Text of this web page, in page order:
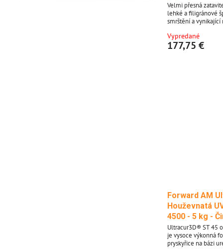
Velmi přesná
lehké a filigránové
smrštění a
umožňují 3D tisk
navržených šperků.
téměř identické s
může být
pryskyřice * Téměř
Vypredané
177,75 €
Forward AM
Houževnatá
4500 - 5 kg -
Ultracur3D® ST 45
je vysoce výkonná
pryskyřice na bázi